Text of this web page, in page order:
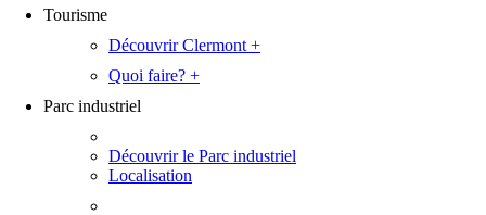
Tourisme
Découvrir Clermont +
Quoi faire? +
Parc industriel
Découvrir le Parc industriel
Localisation